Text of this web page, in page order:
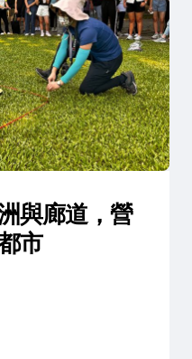
與廊道，營
市